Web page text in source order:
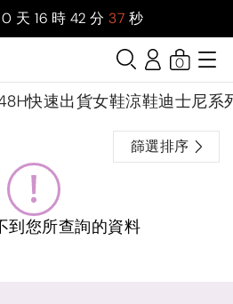
0 天 16 時 42 分 37 秒
快速出貨女鞋涼鞋迪士尼系
0
篩選排序
到您所查詢的資料